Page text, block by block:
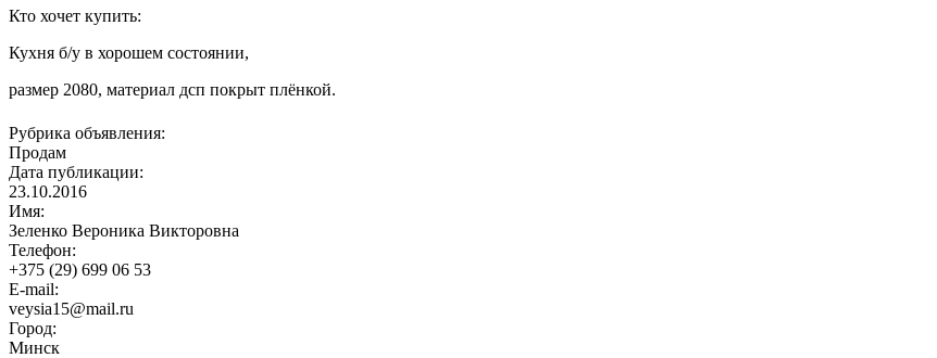
Кто хочет купить:
Кухня б/у в хорошем состоянии,
размер 2080, материал дсп покрыт плёнкой.
Рубрика объявления:
Продам
Дата публикации:
23.10.2016
Имя:
Зеленко Вероника Викторовна
Телефон:
+375 (29) 699 06 53
E-mail:
veysia15@mail.ru
Город:
Минск